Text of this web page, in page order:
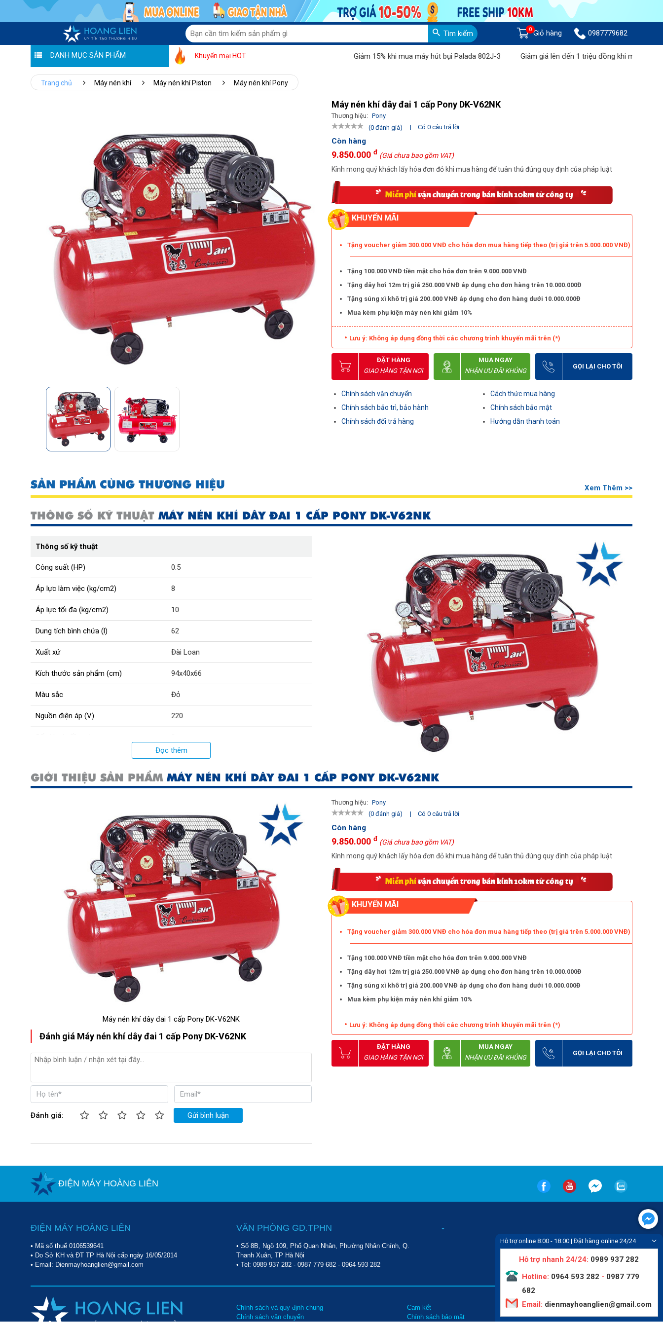
Tìm kiếm 0 Giỏ hàng 0987779682
DANH MỤC SẢN PHẨM Khuyến mại HOT Giảm 15% khi mua máy hút bụi Palada 802J-3 Giảm giá lên đến 1 triệu đồng khi mua Máy chà
Trang chủ Máy nén khí Máy nén khí Piston Máy nén khí Pony
Máy nén khí dây đai 1 cấp Pony DK-V62NK
Thương hiệu: Pony
(0 đánh giá)
| Có 0 câu trả lời
Còn hàng
9.850.000 đ (Giá chưa bao gồm VAT)
Kính mong quý khách lấy hóa đơn đỏ khi mua hàng để tuân thủ đúng quy định của pháp luật
KHUYẾN MÃI
Tặng voucher giảm 300.000 VNĐ cho hóa đơn mua hàng tiếp theo (trị giá trên 5.000.000 VNĐ)
Tặng 100.000 VNĐ tiền mặt cho hóa đơn trên 9.000.000 VNĐ
Tặng dây hơi 12m trị giá 250.000 VNĐ áp dụng cho đơn hàng trên 10.000.000Đ
Tặng súng xì khô trị giá 200.000 VNĐ áp dụng cho đơn hàng dưới 10.000.000Đ
Mua kèm phụ kiện máy nén khí giảm 10%
Lưu ý: Không áp dụng đồng thời các chương trình khuyến mãi trên (*)
ĐẶT HÀNG
GIAO HÀNG TẬN NƠI
MUA NGAY
NHẬN ƯU ĐÃI KHỦNG
GỌI LẠI CHO TÔI
Chính sách vận chuyển
Chính sách bảo trì, bảo hành
Chính sách đổi trả hàng
Cách thức mua hàng
Chính sách bảo mật
Hướng dẫn thanh toán
SẢN PHẨM CÙNG THƯƠNG HIỆU Xem Thêm >>
THÔNG SỐ KỸ THUẬT MÁY NÉN KHÍ DÂY ĐAI 1 CẤP PONY DK-V62NK
Thông số kỹ thuật
Công suất (HP) 0.5
Áp lực làm việc (kg/cm2) 8
Áp lực tối đa (kg/cm2) 10
Dung tích bình chứa (l) 62
Xuất xứ Đài Loan
Kích thước sản phẩm (cm) 94x40x66
Màu sắc Đỏ
Nguồn điện áp (V) 220
127
Đọc thêm
GIỚI THIỆU SẢN PHẨM MÁY NÉN KHÍ DÂY ĐAI 1 CẤP PONY DK-V62NK
Máy nén khí dây đai 1 cấp Pony DK-V62NK
Đánh giá Máy nén khí dây đai 1 cấp Pony DK-V62NK
Đánh giá: Gửi bình luận
Thương hiệu: Pony
(0 đánh giá)
| Có 0 câu trả lời
Còn hàng
9.850.000 đ (Giá chưa bao gồm VAT)
Kính mong quý khách lấy hóa đơn đỏ khi mua hàng để tuân thủ đúng quy định của pháp luật
KHUYẾN MÃI
Tặng voucher giảm 300.000 VNĐ cho hóa đơn mua hàng tiếp theo (trị giá trên 5.000.000 VNĐ)
Tặng 100.000 VNĐ tiền mặt cho hóa đơn trên 9.000.000 VNĐ
Tặng dây hơi 12m trị giá 250.000 VNĐ áp dụng cho đơn hàng trên 10.000.000Đ
Tặng súng xì khô trị giá 200.000 VNĐ áp dụng cho đơn hàng dưới 10.000.000Đ
Mua kèm phụ kiện máy nén khí giảm 10%
Lưu ý: Không áp dụng đồng thời các chương trình khuyến mãi trên (*)
ĐẶT HÀNG
GIAO HÀNG TẬN NƠI
MUA NGAY
NHẬN ƯU ĐÃI KHỦNG
GỌI LẠI CHO TÔI
ĐIỆN MÁY HOÀNG LIÊN
ĐIỆN MÁY HOÀNG LIÊN
• Mã số thuế 0106539641
• Do Sở KH và ĐT TP Hà Nội cấp ngày 16/05/2014
• Email: Dienmayhoanglien@gmail.com
VĂN PHÒNG GD.TPHN
• Số 8B, Ngõ 109, Phố Quan Nhân, Phường Nhân Chính, Q.
Thanh Xuân, TP Hà Nội
• Tel: 0989 937 282- 0987 779 682- 0964 593 282
-
Chính sách và quy định chung
Chính sách vận chuyển
Cam kết
Chính sách bảo mật
Tin tức
Liên hệ
Hỗ trợ online 8:00 - 18:00 | Đặt hàng online 24/24
Hỗ trợ nhanh 24/24: 0989 937 282
Hotline: 0964 593 282 - 0987 779
682
Email: dienmayhoanglien@gmail.com